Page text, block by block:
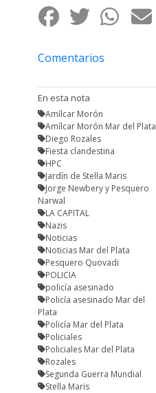
Comentarios
En esta nota
Amílcar Morón
Amílcar Morón Mar del Plata
Diego Rozales
Fiesta clandestina
HPC
Jardín de Stella Maris
Jorge Newbery y Pesquero
Narwal
LA CAPITAL
Nazis
Noticias
Noticias Mar del Plata
Pesquero Quovadi
POLICIA
policía asesinado
Policía asesinado Mar del
Plata
Policía Mar del Plata
Policiales
Policiales Mar del Plata
Rozales
Segunda Guerra Mundial
Stella Maris